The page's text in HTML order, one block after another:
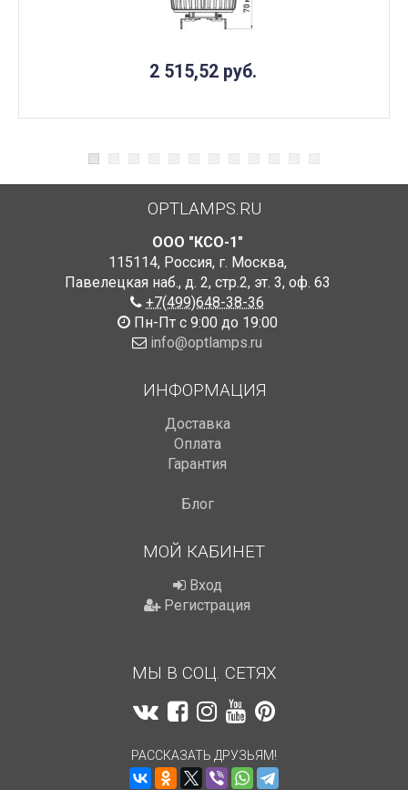
2 515,52 руб.
OPTLAMPS.RU
ООО "КСО-1"
115114, Россия, г. Москва,
Павелецкая наб., д. 2, стр.2, эт. 3, оф. 63
+7(499)648-38-36
Пн-Пт с 9:00 до 19:00
info@optlamps.ru
ИНФОРМАЦИЯ
Доставка
Оплата
Гарантия
Блог
МОЙ КАБИНЕТ
Вход
Регистрация
МЫ В СОЦ. СЕТЯХ
РАССКАЗАТЬ ДРУЗЬЯМ!